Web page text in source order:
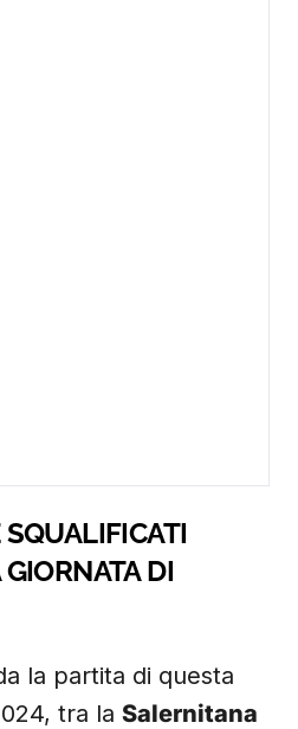
DI
la partita di questa
tra la Salernitana